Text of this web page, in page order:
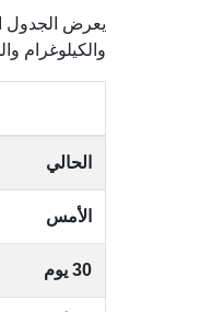
والكيلوغرام
الحالي
الأمس
30 يوم